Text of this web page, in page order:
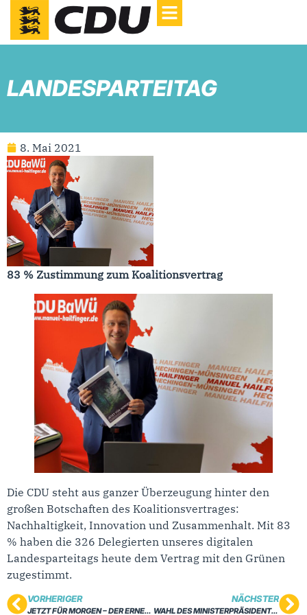
LANDESPARTEITAG
8. Mai 2021
83 % Zustimmung zum Koalitionsvertrag
Die CDU steht aus ganzer Überzeugung hinter den
großen Botschaften des Koalitionsvertrages:
Nachhaltigkeit, Innovation und Zusammenhalt. Mit 83
% haben die 326 Delegierten unseres digitalen
Landesparteitags heute dem Vertrag mit den Grünen
zugestimmt.
VORHERIGER
JETZT FÜR MORGEN – DER ERNEUERUNGSVERTRAG FÜR BADEN-WÜRTTEMBERG
NÄCHSTER
WAHL DES MINISTERPRÄSIDENTEN